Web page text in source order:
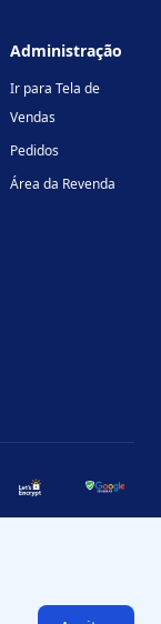
Administração
Ir para Tela de
Vendas
Pedidos
Área da Revenda